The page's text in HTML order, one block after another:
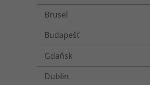
Brusel
Budapešť
Gdaňsk
Dublin